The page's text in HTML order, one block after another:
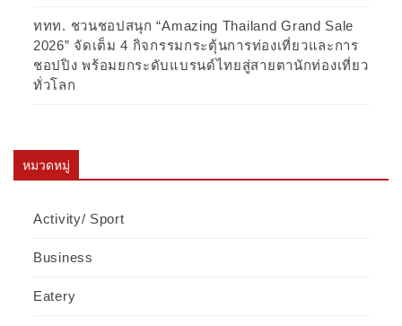
ททท. ชวนชอปสนุก “Amazing Thailand Grand Sale
2026” จัดเต็ม 4 กิจกรรมกระตุ้นการท่องเที่ยวและการ
ชอปปิง พร้อมยกระดับแบรนด์ไทยสู่สายตานักท่องเที่ยว
ทั่วโลก
หมวดหมู่
Activity/ Sport
Business
Eatery